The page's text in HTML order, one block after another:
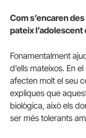
Com s’encaren
pateix
Fonamentalment
d’ells mateixos. En
afecten molt el seu
expliques que
biològica, això els
ser més tolerants